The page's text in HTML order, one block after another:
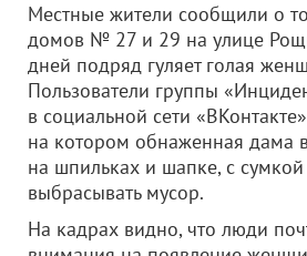
Местные жители сообщили о
домов № 27 и 29 на улице
дней подряд гуляет голая
Пользователи группы
в социальной сети
на котором обнаженная дама
на шпильках и шапке, с сумкой
выбрасывать мусор.
На кадрах видно, что люди